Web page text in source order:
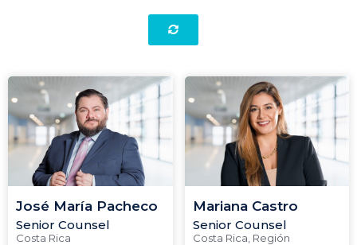
José María Pacheco
Senior Counsel
Costa Rica
Mariana Castro
Senior Counsel
Costa Rica Región